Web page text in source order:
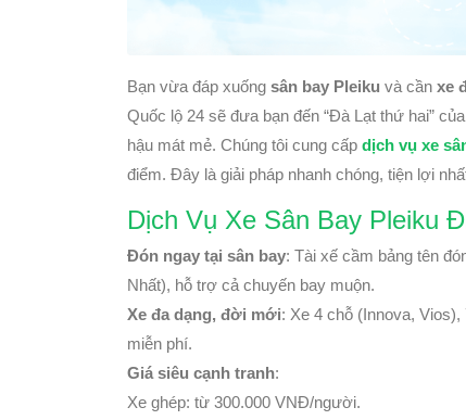
Bạn vừa đáp xuống sân bay Pleiku và cần xe
Quốc lộ 24 sẽ đưa bạn đến “Đà Lạt thứ hai”
hậu mát mẻ. Chúng tôi cung cấp dịch vụ xe
điểm. Đây là giải pháp nhanh chóng, tiện lợi
Dịch Vụ Xe Sân Bay Pleiku
Đón ngay tại sân bay: Tài xế cầm bảng tên
Nhất), hỗ trợ cả chuyến bay muộn.
Xe đa dạng, đời mới: Xe 4 chỗ (Innova,
miễn phí.
Giá siêu cạnh tranh:
Xe ghép: từ 300.000 VNĐ/người.